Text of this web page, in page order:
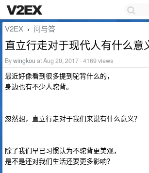
V2EX › 问与答
直立行走对于现代人有什么意
Bywingkou at Aug 20, 2017 · 4169 views
最近好像看到很多提到驼背什么的，
身边也有不少人驼背。
忽然想，直立行走对于我们来说有什么意义？
除了我们早已习惯认为不驼背更美观，
是不是还对我们生活还要更多影响？